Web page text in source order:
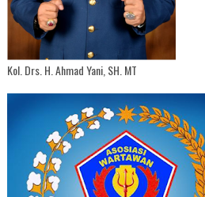
Kol. Drs. H. Ahmad Yani, SH. MT